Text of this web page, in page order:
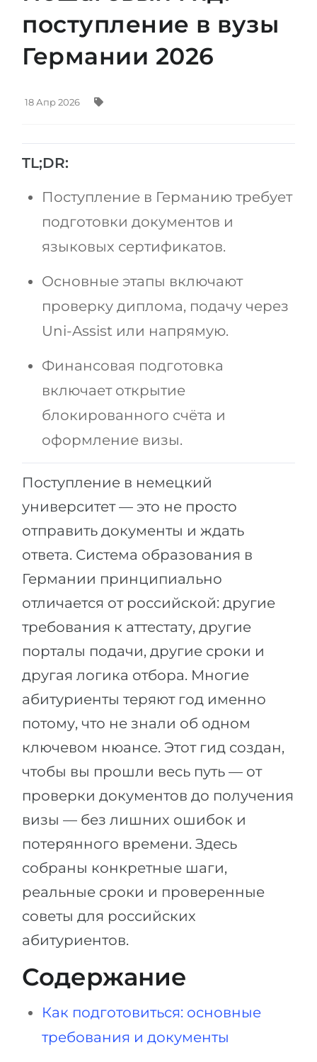
ШТУДИЕНКОЛЛЕГ
Штудиенколлеги
Подготовка к вузу
Подготовка к штудиенколлег
Специальные курсы
Математика
Портфолио
Профессии
Примеры вакансий
Тест Голланда
Тест Карта Интересов
Тест RIASEC
Успехна
100%
Наши студенты успешно поступают
Бакалавриат
Магистратура
ПОСТУПАЕМ ПОСЛЕ...
Школы 12 классов (NIS)
Бакалавриата
Магистратуры
Медицина
Инженерия
Физика
Менеджмент
Россия
Украина
Казахстан
Азербайджан
Армения
Беларусь
Другая страна
ЗАПИСАТЬСЯ НА КОНСУЛЬТАЦИЮ
поступление в вузы
Германии 2026
18 Апр 2026
TL;DR:
Поступление в Германию требует
подготовки документов и
языковых сертификатов.
Основные этапы включают
проверку диплома, подачу через
Uni-Assist или напрямую.
Финансовая подготовка
включает открытие
блокированного счёта и
оформление визы.
Поступление в немецкий
университет — это не просто
отправить документы и ждать
ответа. Система образования в
Германии принципиально
отличается от российской: другие
требования к аттестату, другие
порталы подачи, другие сроки и
другая логика отбора. Многие
абитуриенты теряют год именно
потому, что не знали об одном
ключевом нюансе. Этот гид создан,
чтобы вы прошли весь путь — от
проверки документов до получения
визы — без лишних ошибок и
потерянного времени. Здесь
собраны конкретные шаги,
реальные сроки и проверенные
советы для российских
абитуриентов.
Содержание
Как подготовиться: основные
требования и документы